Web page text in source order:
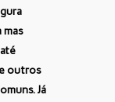
mas
outros
Já